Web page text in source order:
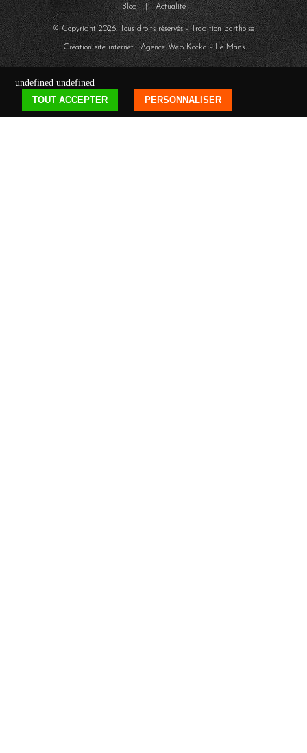
Blog| Actualité
© Copyright2026. Tous droits réservés - Tradition Sarthoise
Création site internet : Agence WebKocka- Le Mans
undefined undefined
TOUT ACCEPTER
PERSONNALISER